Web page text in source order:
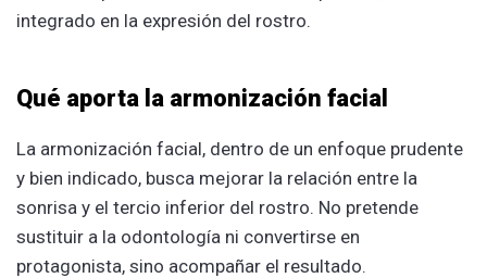
integrado en la expresión del rostro.
Qué aporta la armonización facial
La armonización facial, dentro de un enfoque prudente
y bien indicado, busca mejorar la relación entre la
sonrisa y el tercio inferior del rostro. No pretende
sustituir a la odontología ni convertirse en
protagonista, sino acompañar el resultado.